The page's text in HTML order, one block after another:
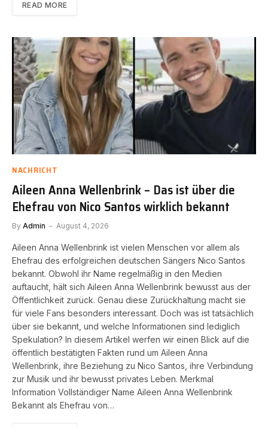
READ MORE
NACHRICHT
Aileen Anna Wellenbrink – Das ist über die
Ehefrau von Nico Santos wirklich bekannt
By Admin August 4, 2026
Aileen Anna Wellenbrink ist vielen Menschen vor allem als
Ehefrau des erfolgreichen deutschen Sängers Nico Santos
bekannt. Obwohl ihr Name regelmäßig in den Medien
auftaucht, hält sich Aileen Anna Wellenbrink bewusst aus der
Öffentlichkeit zurück. Genau diese Zurückhaltung macht sie
für viele Fans besonders interessant. Doch was ist tatsächlich
über sie bekannt, und welche Informationen sind lediglich
Spekulation? In diesem Artikel werfen wir einen Blick auf die
öffentlich bestätigten Fakten rund um Aileen Anna
Wellenbrink, ihre Beziehung zu Nico Santos, ihre Verbindung
zur Musik und ihr bewusst privates Leben. Merkmal
Information Vollständiger Name Aileen Anna Wellenbrink
Bekannt als Ehefrau von…